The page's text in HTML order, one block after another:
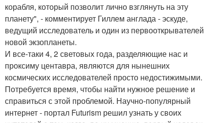
корабля, который позволит лично взглянуть на эту
планету", - комментирует Гиллем англада - эскуде,
ведущий исследователь и один из первооткрывателей
новой экзопланеты.
И все-таки 4, 2 световых года, разделяющие нас и
проксиму центавра, являются для нынешних
космических исследователей просто недостижимыми.
Потребуется время, чтобы найти нужное решение и
справиться с этой проблемой. Научно-популярный
интернет - портал Futurism решил узнать у своих